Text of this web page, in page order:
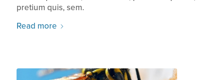
pretium quis, sem.
Read more